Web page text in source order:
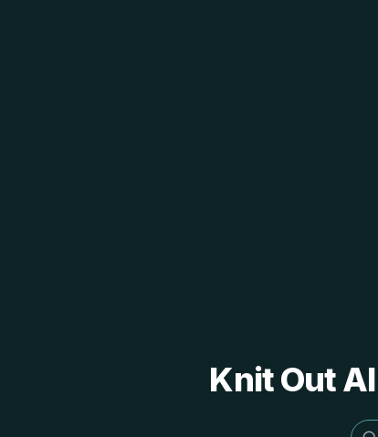
Knit Out